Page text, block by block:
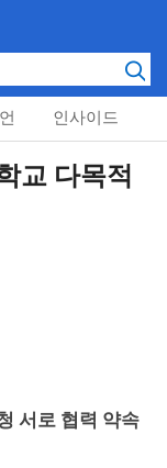
인사이드
교 다목적
서로 협력 약속